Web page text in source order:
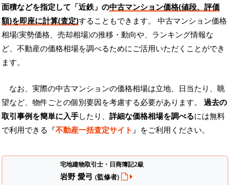
面積などを指定して「近鉄」の中古マンション価格(値段、評価
額)を即座に計算(査定)することもできます。 中古マンション価格
相場(実勢価格、売却相場)の推移・動向や、ランキング情報な
ど、不動産の価格相場を調べるためにご活用いただくことができ
ます。
なお、実際の中古マンションの価格相場は立地、日当たり、眺
望など、物件ごとの個別要因を考慮する必要があります。 過去の
取引事例を簡単に入手したり、 詳細な価格相場を調べるには無料
で利用できる『不動産一括査定サイト 』をご利用ください。
宅地建物取引士・日商簿記2級
岩野 愛弓 (監修者)